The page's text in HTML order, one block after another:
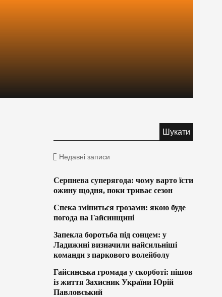
Недавні записи
Серпнева суперягода: чому варто їсти
ожину щодня, поки триває сезон
Спека зміниться грозами: якою буде
погода на Гайсинщині
Запекла боротьба під сонцем: у
Ладижині визначили найсильніші
команди з паркового волейболу
Гайсинська громада у скорботі: пішов
із життя Захисник України Юрій
Павловський